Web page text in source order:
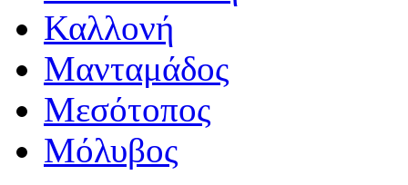
Καλλονή
Μανταμάδος
Μεσότοπος
Μόλυβος